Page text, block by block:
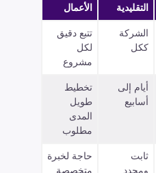
التقليدية
الأعمال
الشركة
ككل
تتبع دقيق
لكل
مشروع
أيام إلى
أسابيع
تخطيط
طويل
المدى
مطلوب
ثابت
ومحدد
حاجة لخبرة
متخصصة